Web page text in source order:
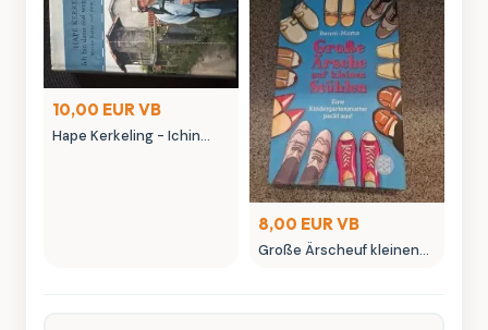
10,00 EUR VB
Hape Kerkeling - Ichin
8,00 EUR VB
Große Ärscheuf kleinen